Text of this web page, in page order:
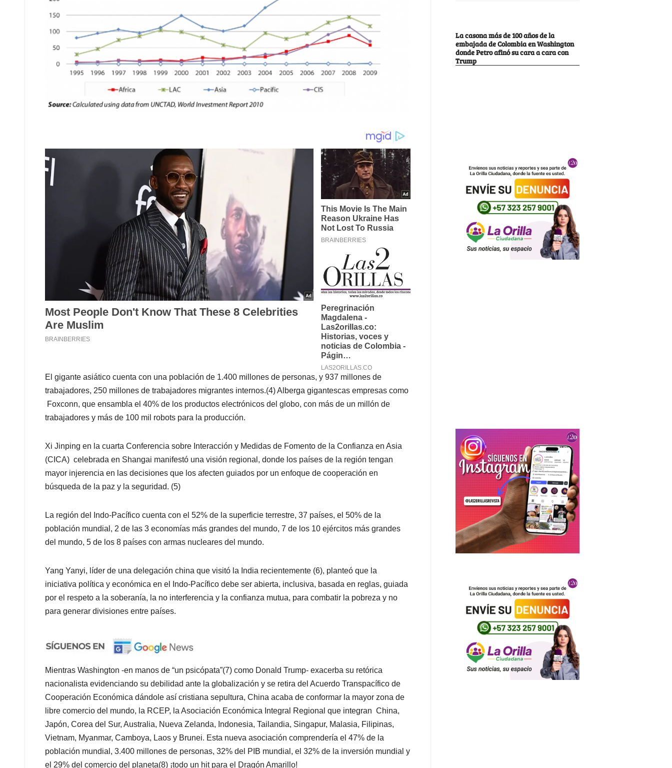
El gigante asiático cuenta con una población de 1.400 millones de personas, y 937 millones de
trabajadores, 250 millones de trabajadores migrantes internos.(4) Alberga gigantescas empresas como
Foxconn, que ensambla el 40% de los productos electrónicos del globo, con más de un millón de
trabajadores y más de 100 mil robots para la producción.
Xi Jinping en la cuarta Conferencia sobre Interacción y Medidas de Fomento de la Confianza en Asia
(CICA) celebrada en Shangai manifestó una visión regional, donde los países de la región tengan
mayor injerencia en las decisiones que los afecten guiados por un enfoque de cooperación en
búsqueda de la paz y la seguridad. (5)
La región del Indo-Pacífico cuenta con el 52% de la superficie terrestre, 37 países, el 50% de la
población mundial, 2 de las 3 economías más grandes del mundo, 7 de los 10 ejércitos más grandes
del mundo, 5 de los 8 países con armas nucleares del mundo.
Yang Yanyi, líder de una delegación china que visitó la India recientemente (6), planteó que la
iniciativa política y económica en el Indo-Pacífico debe ser abierta, inclusiva, basada en reglas, guiada
por el respeto a la soberanía, la no interferencia y la confianza mutua, para combatir la pobreza y no
para generar divisiones entre países.
Mientras Washington -en manos de “un psicópata”(7) como Donald Trump- exacerba su retórica
nacionalista evidenciando su debilidad ante la globalización y se retira del Acuerdo Transpacífico de
Cooperación Económica dándole así cristiana sepultura, China acaba de conformar la mayor zona de
libre comercio del mundo, la RCEP, la Asociación Económica Integral Regional que integran China,
Japón, Corea del Sur, Australia, Nueva Zelanda, Indonesia, Tailandia, Singapur, Malasia, Filipinas,
Vietnam, Myanmar, Camboya, Laos y Brunei. Esta nueva asociación comprendería el 47% de la
población mundial, 3.400 millones de personas, 32% del PIB mundial, el 32% de la inversión mundial y
el 29% del comercio del planeta(8) ¡todo un hit para el Dragón Amarillo!
La casona más de 100 años de la
embajada de Colombia en Washington
donde Petro afinó su cara a cara con
Trump